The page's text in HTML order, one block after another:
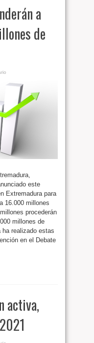
a
de
este
Extremadura para
16.000 millones
procederán
millones de
ha realizado estas
en el Debate
activa,